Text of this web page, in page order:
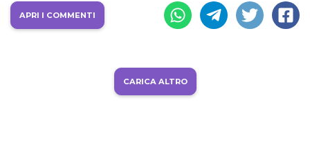
APRI I COMMENTI
CARICA ALTRO